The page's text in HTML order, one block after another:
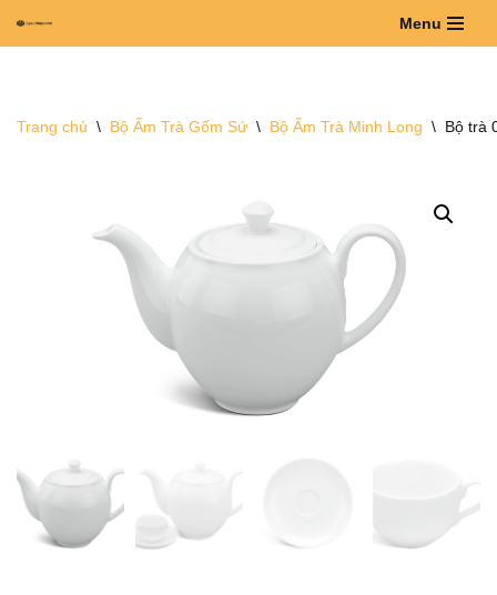
dung
Menu
Trang chủ \ Bộ Ấm Trà Gốm Sứ \ Bộ Ấm Trà Minh Long \ Bộ trà